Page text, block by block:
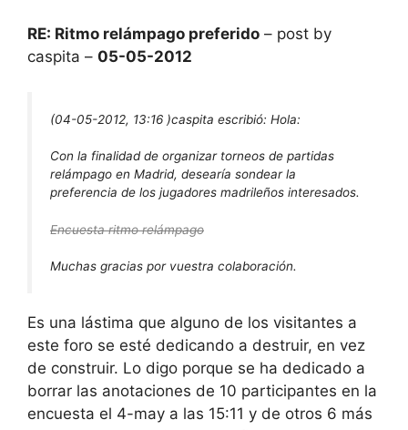
RE: Ritmo relámpago preferido – post by
caspita – 05-05-2012
(04-05-2012, 13:16 )caspita escribió: Hola:
Con la finalidad de organizar torneos de partidas
relámpago en Madrid, desearía sondear la
preferencia de los jugadores madrileños interesados.
Encuesta ritmo relámpago
Muchas gracias por vuestra colaboración.
Es una lástima que alguno de los visitantes a
este foro se esté dedicando a destruir, en vez
de construir. Lo digo porque se ha dedicado a
borrar las anotaciones de 10 participantes en la
encuesta el 4-may a las 15:11 y de otros 6 más